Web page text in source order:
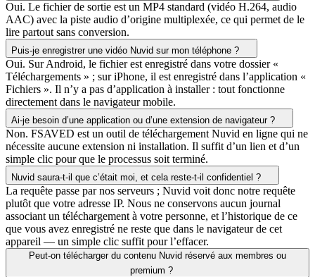
Oui. Le fichier de sortie est un MP4 standard (vidéo H.264, audio
AAC) avec la piste audio d’origine multiplexée, ce qui permet de le
lire partout sans conversion.
Puis-je enregistrer une vidéo Nuvid sur mon téléphone ?
Oui. Sur Android, le fichier est enregistré dans votre dossier «
Téléchargements » ; sur iPhone, il est enregistré dans l’application «
Fichiers ». Il n’y a pas d’application à installer : tout fonctionne
directement dans le navigateur mobile.
Ai-je besoin d’une application ou d’une extension de navigateur ?
Non. FSAVED est un outil de téléchargement Nuvid en ligne qui ne
nécessite aucune extension ni installation. Il suffit d’un lien et d’un
simple clic pour que le processus soit terminé.
Nuvid saura-t-il que c’était moi, et cela reste-t-il confidentiel ?
La requête passe par nos serveurs ; Nuvid voit donc notre requête
plutôt que votre adresse IP. Nous ne conservons aucun journal
associant un téléchargement à votre personne, et l’historique de ce
que vous avez enregistré ne reste que dans le navigateur de cet
appareil — un simple clic suffit pour l’effacer.
Peut-on télécharger du contenu Nuvid réservé aux membres ou
premium ?